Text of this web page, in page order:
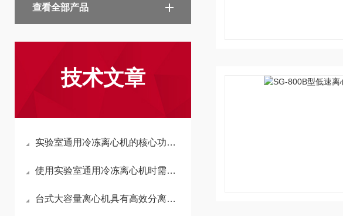
查看全部产品
技术文章
实验室通用冷冻离心机的核心功能基于沉降原理
使用实验室通用冷冻离心机时需遵循安全规范
台式大容量离心机具有高效分离能力